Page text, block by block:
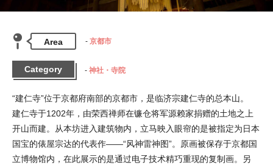
Area 京都市
Category 神社・寺院
“建仁寺”位于京都府南部的京都市，是临济宗建仁寺的总本山。
建仁寺于1202年，由荣西禅师在镰仓将军源赖家捐赠的土地之上
开山而建。从本坊进入建筑物内，立马映入眼帘的是被指定为日本
国宝的俵屋宗达的代表作——“风神雷神图”。原画被保存于京都国
立博物馆内，在此展示的是通过电子技术精巧重现的复制画。另